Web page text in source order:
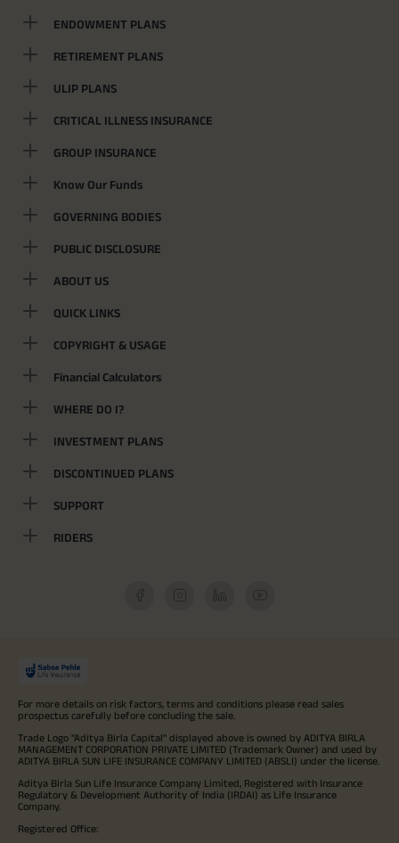
ENDOWMENT PLANS
RETIREMENT PLANS
ULIP PLANS
CRITICAL ILLNESS INSURANCE
GROUP INSURANCE
Know Our Funds
GOVERNING BODIES
PUBLIC DISCLOSURE
ABOUT US
QUICK LINKS
COPYRIGHT & USAGE
Financial Calculators
WHERE DO I?
INVESTMENT PLANS
DISCONTINUED PLANS
SUPPORT
RIDERS
For more details on risk factors, terms and conditions please read sales
prospectus carefully before concluding the sale.
Trade Logo "Aditya Birla Capital" displayed above is owned by ADITYA BIRLA
MANAGEMENT CORPORATION PRIVATE LIMITED (Trademark Owner) and used by
ADITYA BIRLA SUN LIFE INSURANCE COMPANY LIMITED (ABSLI) under the license.
Aditya Birla Sun Life Insurance Company Limited, Registered with Insurance
Regulatory & Development Authority of India (IRDAI) as Life Insurance
Company.
Registered Office: